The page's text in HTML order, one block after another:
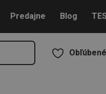
Predajne Blog
Obľúbené